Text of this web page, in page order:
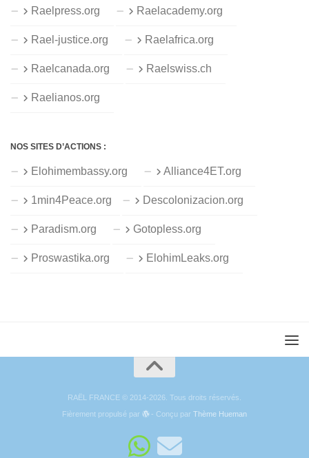
Raelpress.org Raelacademy.org
Rael-justice.org Raelafrica.org
Raelcanada.org Raelswiss.ch
Raelianos.org
NOS SITES D’ACTIONS :
Elohimembassy.org Alliance4ET.org
1min4Peace.org Descolonizacion.org
Paradism.org Gotopless.org
Proswastika.org ElohimLeaks.org
RAËL FRANCE © 2014-2026. Tous droits réservés.
Fièrement propulsé par
- Conçu parThème Hueman